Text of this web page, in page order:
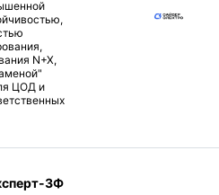
N+X,
ЦОД и
3Ф